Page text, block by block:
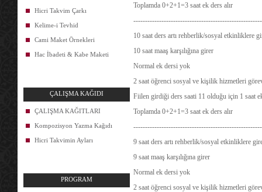
Hicri Takvim Çarkı
Kelime-i Tevhid
Cami Maket Örnekleri
Hac İbadeti & Kabe Maketi
ÇALIŞMA KAĞIDI
ÇALIŞMA KAĞITLARI
Kompozisyon Yazma Kağıdı
Hicri Takvimin Ayları
PROGRAM
Toplamda 0+2+1=3 saat ek ders alır
10 saat ders artı rehberlik/sosyal etkinliklere
10 saat maaş karşılığına girer
Normal ek dersi yok
2 saat öğrenci sosyal ve kişilik hizmetleri
Fiilen girdiği ders saati 11 olduğu için 1 saat
Toplamda 0+2+1=3 saat ek ders alır
9 saat ders artı rehberlik/sosyal etkinliklere
9 saat maaş karşılığına girer
Normal ek dersi yok
2 saat öğrenci sosyal ve kişilik hizmetleri